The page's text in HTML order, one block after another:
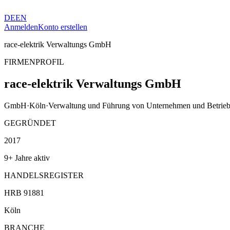
DEEN
AnmeldenKonto erstellen
race-elektrik Verwaltungs GmbH
FIRMENPROFIL
race-elektrik Verwaltungs GmbH
GmbH·Köln·Verwaltung und Führung von Unternehmen und
GEGRÜNDET
2017
9+ Jahre aktiv
HANDELSREGISTER
HRB 91881
Köln
BRANCHE